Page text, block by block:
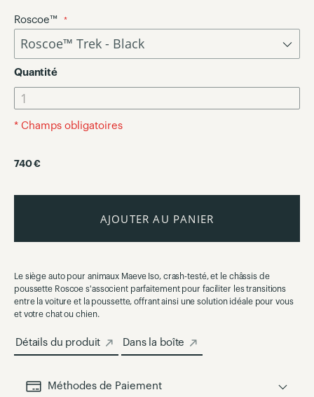
Roscoe™
Quantité
* Champs obligatoires
740 €
AJOUTER AU PANIER
Le siège auto pour animaux Maeve Iso, crash-testé, et le châssis de
poussette Roscoe s'associent parfaitement pour faciliter les transitions
entre la voiture et la poussette, offrant ainsi une solution idéale pour vous
et votre chat ou chien.
Détails du produit Dans la boîte
Méthodes de Paiement